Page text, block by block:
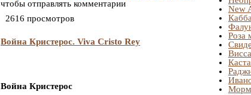
чтобы отправлять комментарии
2616 просмотров
Война Кристерос. Viva Cristo Rey
Война Кристерос
New
Роза